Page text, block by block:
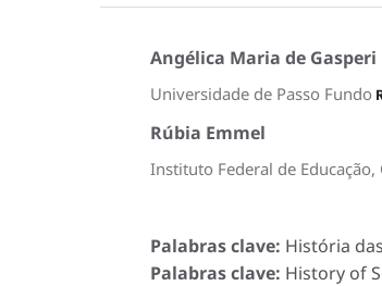
Angélica Maria de Gasperi
Universidade de Passo Fundo
Rúbia Emmel
Instituto Federal de
Palabras clave: História
Palabras clave: History of